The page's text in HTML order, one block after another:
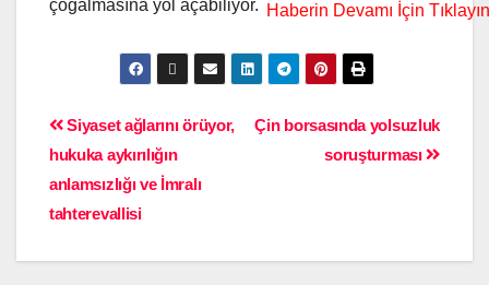
çoğalmasına yol açabiliyor.
Çin borsasında yolsuzluk
soruşturması
Siyaset ağlarını örüyor,
hukuka aykırılığın
anlamsızlığı ve İmralı
tahterevallisi